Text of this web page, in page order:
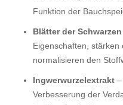
Funktion der
Blätter der
Eigenschaften,
normalisieren den
Ingwerwurzelextrakt
Verbesserung der